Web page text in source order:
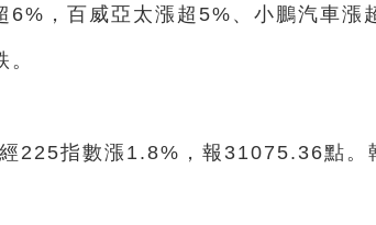
6%，百威亞太漲超5%、小鵬汽車漲
225指數漲1.8%，報31075.36點。